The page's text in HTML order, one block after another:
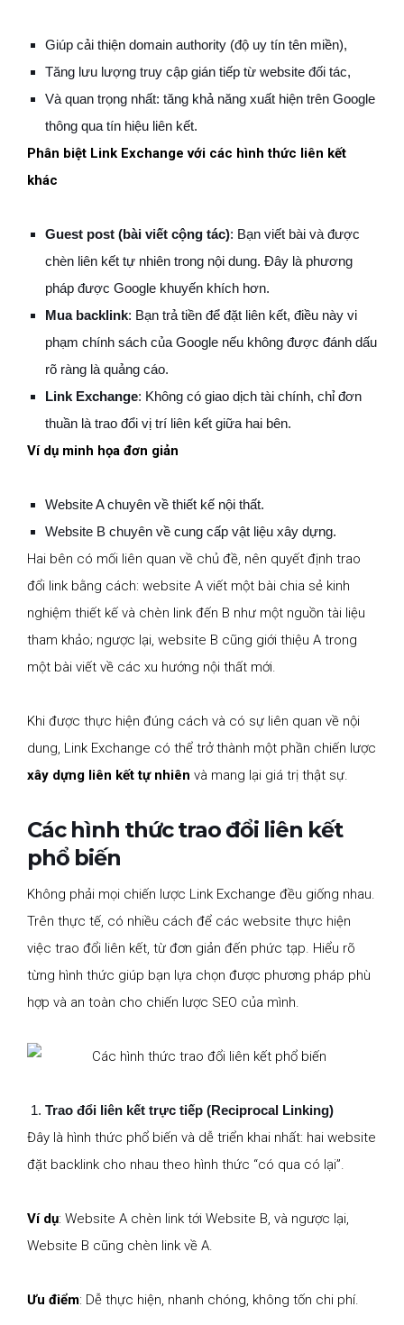
Giúp cải thiện domain authority (độ uy tín tên miền),
Tăng lưu lượng truy cập gián tiếp từ website đối tác,
Và quan trọng nhất: tăng khả năng xuất hiện trên Google
thông qua tín hiệu liên kết.
Phân biệt Link Exchange với các hình thức liên kết
khác
Guest post (bài viết cộng tác): Bạn viết bài và được
chèn liên kết tự nhiên trong nội dung. Đây là phương
pháp được Google khuyến khích hơn.
Mua backlink: Bạn trả tiền để đặt liên kết, điều này vi
phạm chính sách của Google nếu không được đánh dấu
rõ ràng là quảng cáo.
Link Exchange: Không có giao dịch tài chính, chỉ đơn
thuần là trao đổi vị trí liên kết giữa hai bên.
Ví dụ minh họa đơn giản
Website A chuyên về thiết kế nội thất.
Website B chuyên về cung cấp vật liệu xây dựng.
Hai bên có mối liên quan về chủ đề, nên quyết định trao
đổi link bằng cách: website A viết một bài chia sẻ kinh
nghiệm thiết kế và chèn link đến B như một nguồn tài liệu
tham khảo; ngược lại, website B cũng giới thiệu A trong
một bài viết về các xu hướng nội thất mới.
Khi được thực hiện đúng cách và có sự liên quan về nội
dung, Link Exchange có thể trở thành một phần chiến lược
xây dựng liên kết tự nhiên và mang lại giá trị thật sự.
Các hình thức trao đổi liên kết
phổ biến
Không phải mọi chiến lược Link Exchange đều giống nhau.
Trên thực tế, có nhiều cách để các website thực hiện
việc trao đổi liên kết, từ đơn giản đến phức tạp. Hiểu rõ
từng hình thức giúp bạn lựa chọn được phương pháp phù
hợp và an toàn cho chiến lược SEO của mình.
Trao đổi liên kết trực tiếp (Reciprocal Linking)
Đây là hình thức phổ biến và dễ triển khai nhất: hai website
đặt backlink cho nhau theo hình thức “có qua có lại”.
Ví dụ: Website A chèn link tới Website B, và ngược lại,
Website B cũng chèn link về A.
Ưu điểm: Dễ thực hiện, nhanh chóng, không tốn chi phí.